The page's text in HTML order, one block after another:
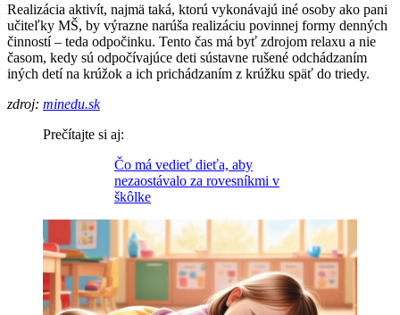
Realizácia aktivít, najmä taká, ktorú vykonávajú iné osoby ako pani
učiteľky MŠ, by výrazne narúša realizáciu povinnej formy denných
činností – teda odpočinku. Tento čas má byť zdrojom relaxu a nie
časom, kedy sú odpočívajúce deti sústavne rušené odchádzaním
iných detí na krúžok a ich prichádzaním z krúžku späť do triedy.
zdroj: minedu.sk
Prečítajte si aj:
Čo má vedieť dieťa, aby
nezaostávalo za rovesníkmi v
škôlke